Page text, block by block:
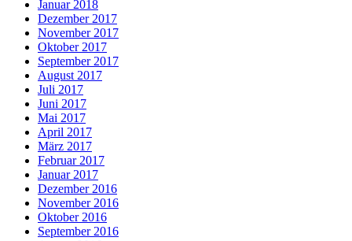
Januar 2018
Dezember 2017
November 2017
Oktober 2017
September 2017
August 2017
Juli 2017
Juni 2017
Mai 2017
April 2017
März 2017
Februar 2017
Januar 2017
Dezember 2016
November 2016
Oktober 2016
September 2016